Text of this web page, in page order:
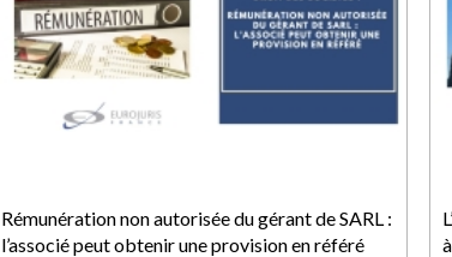
Rémunération non autorisée du gérant de SARL :
l’associé peut obtenir une provision en référé